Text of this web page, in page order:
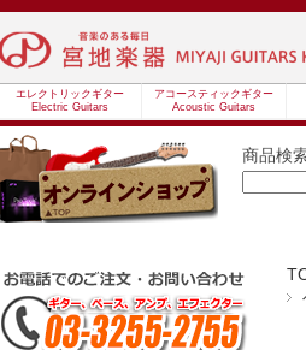
エレクトリックギター
Electric Guitars
アコースティックギター
Acoustic Guitars
商品検